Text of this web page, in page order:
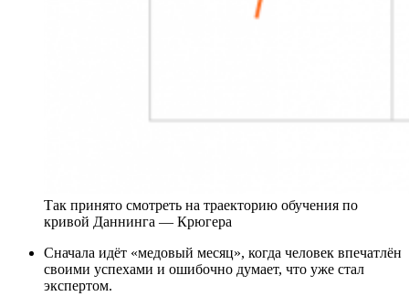
Так принято смотреть на траекторию обучения по
кривой Даннинга — Крюгера
Cначала идёт «медовый месяц», когда человек впечатлён
своими успехами и ошибочно думает, что уже стал
экспертом.